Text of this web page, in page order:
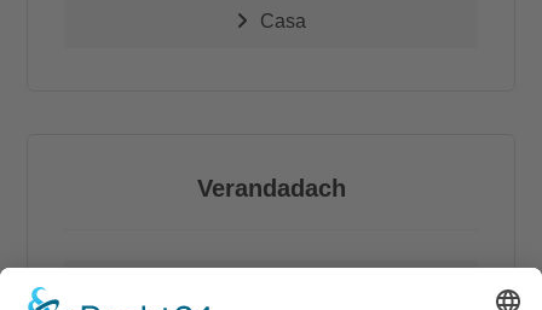
Casa
Verandadach